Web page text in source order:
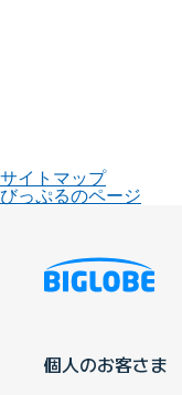
サイトマップ
びっぷるのページ
個人のお客さま